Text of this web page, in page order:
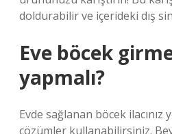
doldurabilir ve içerideki dış
Eve böcek
yapmalı?
Evde sağlanan böcek
çözümler kullanabilirsiniz.